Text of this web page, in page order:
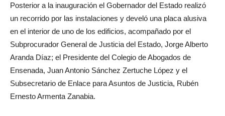
Posterior a la inauguración el Gobernador del Estado realizó
un recorrido por las instalaciones y develó una placa alusiva
en el interior de uno de los edificios, acompañado por el
Subprocurador General de Justicia del Estado, Jorge Alberto
Aranda Díaz; el Presidente del Colegio de Abogados de
Ensenada, Juan Antonio Sánchez Zertuche López y el
Subsecretario de Enlace para Asuntos de Justicia, Rubén
Ernesto Armenta Zanabia.